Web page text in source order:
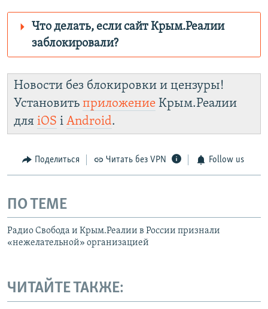
Что делать, если сайт Крым.Реалии
заблокировали?
Крым.Реалии
зеркального сайта:
https://smarturl.click/zYdJA
установить VPN
Новости без блокировки и цензуры!
Установить приложение Крым.Реалии
для iOS і Android.
Поделиться Читать без VPN Follow us
ПО ТЕМЕ
Радио Свобода и Крым.Реалии в России признали
«нежелательной» организацией
ЧИТАЙТЕ ТАКЖЕ: